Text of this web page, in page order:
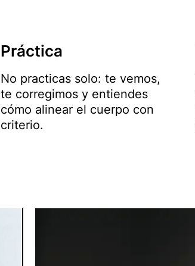
Práctica
No practicas solo: te vemos,
te corregimos y entiendes
cómo alinear el cuerpo con
criterio.